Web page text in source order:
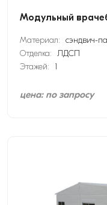
Модульный
Материал: сэндвич-
Отделка: ЛДСП
Этажей:
1
цена: по запросу